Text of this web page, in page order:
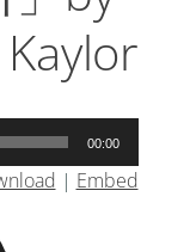
00:00
| Embed